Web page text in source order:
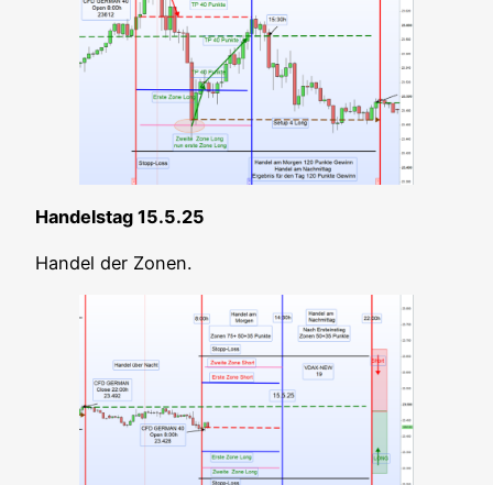
Han­dels­tag 15.5.25
Han­del der Zonen.